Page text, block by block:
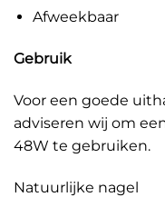
Afweekbaar
Gebruik
Voor een goede
adviseren wij om
48W te gebruiken.
Natuurlijke nagel